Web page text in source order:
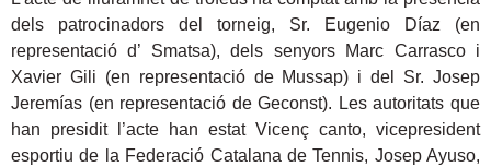
dels patrocinadors del torneig, Sr. Eugenio Díaz (en
representació d’ Smatsa), dels senyors Marc Carrasco i
Xavier Gili (en representació de Mussap) i del Sr. Josep
Jeremías (en representació de Geconst). Les autoritats que
han presidit l’acte han estat Vicenç canto, vicepresident
esportiu de la Federació Catalana de Tennis, Josep Ayuso,